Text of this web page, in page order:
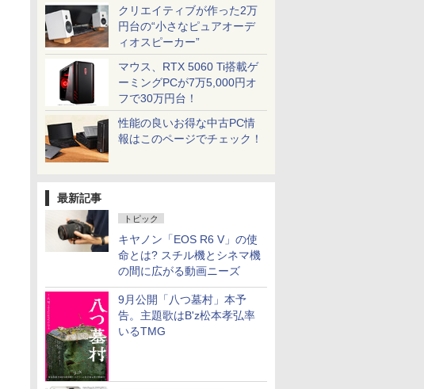
クリエイティブが作った2万
円台の“小さなピュアオーデ
ィオスピーカー”
マウス、RTX 5060 Ti搭載ゲ
ーミングPCが7万5,000円オ
フで30万円台！
性能の良いお得な中古PC情
報はこのページでチェック！
最新記事
トピック
キヤノン「EOS R6 V」の使
命とは? スチル機とシネマ機
の間に広がる動画ニーズ
9月公開「八つ墓村」本予
告。主題歌はB'z松本孝弘率
いるTMG